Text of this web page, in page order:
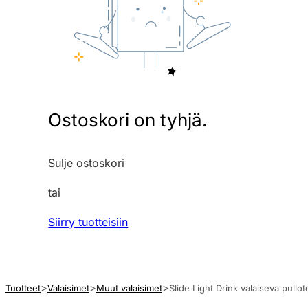
Ostoskori on tyhjä.
Sulje ostoskori
tai
Siirry tuotteisiin
Tuotteet Valaisimet Muut valaisimet Slide Light Drink valaiseva